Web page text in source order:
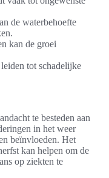
de waterbehoefte
kan de groei
tot schadelijke
te besteden aan
in het weer
beïnvloeden. Het
kan helpen om de
op ziekten te